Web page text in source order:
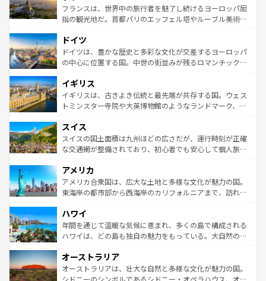
しい。
る。首都マドリードの洗練された雰囲気や、バルセロナの
アートに溢れた街角から、地方では古代ローマ遺跡や中世
せる。地方によって風土や気候が異なるスペインはその個
性で訪れる人を魅了する。 なお、新着のスペイン情報は コ
ンテンツ一覧を参照してほしい。
フランスは、世界中の旅行者を魅了し続けるヨーロッパ屈
指の観光地だ。首都パリのエッフェル塔やルーブル美術館
で、幅広い魅力が詰まっている。華麗な宮殿、歴史的な大
聖堂、美しいビーチ、そして豊かな自然が、訪れる者を心
から魅了する。また、フランスは美食の国としても知ら
いる。シャンパンの発祥地であるランス、プロヴァンスの
香り高いラベンダー畑など、多彩な楽しみ方が可能だ。さ
らに、パリ以外の地域にも魅力が溢れており、どの街角に
れる地方に足を運ぶとそれぞれで全く異なる文化を体験で
きるだろう。 なお、新着のフランス情報はコンテンツ一覧
を参照してほしい。
ドイツ
ドイツは、豊かな歴史と多彩な文化が交差するヨーロッパ
の中心に位置する国。中世の街並みが残るロマンチック街
顔を持つこの国は、どこを歩いても飽きることがない。ベ
ルリンの文化的活気、バイエルン州のアルプスの絶景、そ
してライン川沿いのワイン畑といった風景は必見。ビール
は、お酒好きな人にはぜひ体験してほしい。 なお、新着の
ドイツ情報はコンテンツ一覧を参照してほしい。
イギリス
イギリスは、古きよき伝統と最先端が共存する国。ウェス
トミンスター寺院や大英博物館のようなランドマーク、歴
リアごとに異なる魅力がある。また、優雅なアフタヌーン
ティー、ビール好きにはたまらない英国パブ、サッカー観
戦など、本場だからこそできる体験も豊富。イギリスを旅
ンツ一覧を参照してほしい。
スイス
スイスの国土面積は九州ほどの広さだが、運行時刻が正確
な交通網が整備されており、初心者でも安心して個人旅行
の建物がそのまま残る町や、スイスならではのユニークな
博物館もあり、アルプス観光だけでなく町歩きも満喫する
ことができる。国民の所得が高いため物価も高いが、旅行
ば市内交通費無料で観光を楽しむこともできる。 なお、新
着のスイス情報はコンテンツ一覧 を参照してほしい。
アメリカ
アメリカ合衆国は、広大な土地と多様な文化が魅力の国。
東海岸の都市部から西海岸のカリフォルニアまで、訪れる
のような巨大都市は、観光、ショッピング、エンターテイ
ンメントが詰まった刺激的なスポットだ。一方、アメリカ
西部には大自然が広がり、グランドキャニオンやイエロー
部のニューオーリンズでは、音楽と美食が融合した独特の
文化が魅力。旅行者はアメリカの各地域で異なる魅力を楽
しみながら、その多様性と豊かな歴史を感じることができ
ハワイ
年間を通じて温暖な気候に恵まれ、多くの島で構成される
ハワイは、どの島も独自の魅力をもっている。大自然の神
ワイ島は見逃せない。また、定番の観光地といえばオアフ
島だが、静かな自然を求めるならマウイ島やカウアイ島が
おすすめ。エメラルドグリーンに輝く海をはじめ、豊かな
オーストラリア
オーストラリアは、壮大な自然と多様な文化が魅力の国。
シドニーのシンボルであるシドニー・オペラハウス、オー